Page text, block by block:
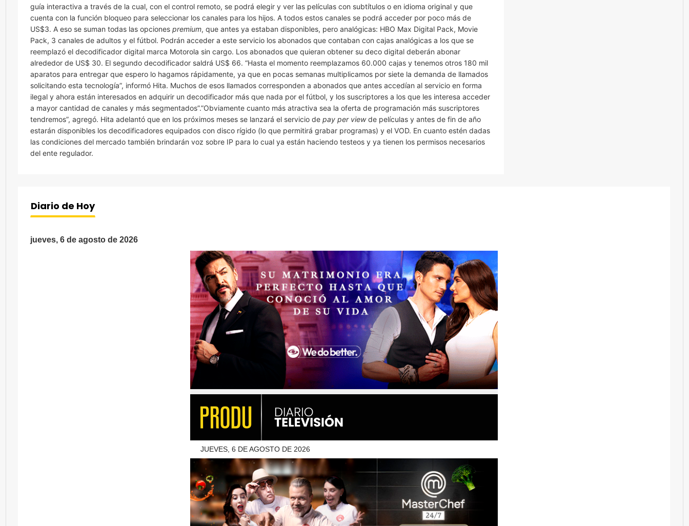
guía interactiva a través de la cual, con el control remoto, se podrá elegir y ver las películas con subtítulos o en idioma original y que
cuenta con la función bloqueo para seleccionar los canales para los hijos. A todos estos canales se podrá acceder por poco más de
US$3. A eso se suman todas las opciones premium, que antes ya estaban disponibles, pero analógicas: HBO Max Digital Pack, Movie
Pack, 3 canales de adultos y el fútbol. Podrán acceder a este servicio los abonados que contaban con cajas analógicas a los que se
reemplazó el decodificador digital marca Motorola sin cargo. Los abonados que quieran obtener su deco digital deberán abonar
alrededor de US$ 30. El segundo decodificador saldrá US$ 66. “Hasta el momento reemplazamos 60.000 cajas y tenemos otros 180 mil
aparatos para entregar que espero lo hagamos rápidamente, ya que en pocas semanas multiplicamos por siete la demanda de llamados
solicitando esta tecnología”, informó Hita. Muchos de esos llamados corresponden a abonados que antes accedían al servicio en forma
ilegal y ahora están interesados en adquirir un decodificador más que nada por el fútbol, y los suscriptores a los que les interesa acceder
a mayor cantidad de canales y más segmentados”.”Obviamente cuanto más atractiva sea la oferta de programación más suscriptores
tendremos”, agregó. Hita adelantó que en los próximos meses se lanzará el servicio de pay per viewde películas y antes de fin de año
estarán disponibles los decodificadores equipados con disco rígido (lo que permitirá grabar programas) y el VOD. En cuanto estén dadas
las condiciones del mercado también brindarán voz sobre IP para lo cual ya están haciendo testeos y ya tienen los permisos necesarios
del ente regulador.
Diario de Hoy
jueves, 6 de agosto de 2026